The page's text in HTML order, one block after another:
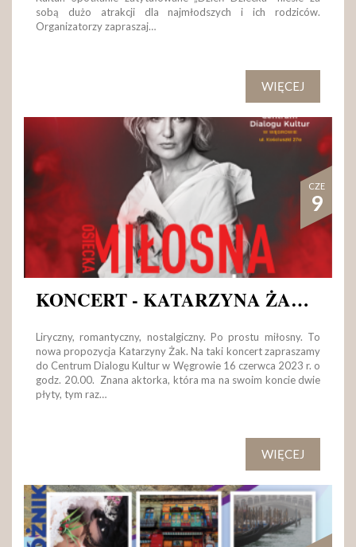
sobą dużo atrakcji dla najmłodszych i ich rodziców.
Organizatorzy zapraszaj…
WIĘCEJ
CZE
9
KONCERT - KATARZYNA ŻAK Z „MIŁOSNĄ OSIECKĄ”
Liryczny, romantyczny, nostalgiczny. Po prostu miłosny. To
nowa propozycja Katarzyny Żak. Na taki koncert zapraszamy
do Centrum Dialogu Kultur w Węgrowie 16 czerwca 2023 r. o
godz. 20.00. Znana aktorka, która ma na swoim koncie dwie
płyty, tym raz…
WIĘCEJ